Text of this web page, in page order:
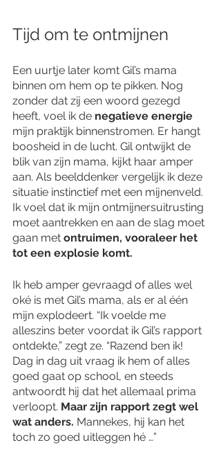
Tijd om te ontmijnen
Een uurtje later komt Gil’s mama
binnen om hem op te pikken. Nog
zonder dat zij een woord gezegd
heeft, voel ik de negatieve energie
mijn praktijk binnenstromen. Er hangt
boosheid in de lucht. Gil ontwijkt de
blik van zijn mama, kijkt haar amper
aan. Als beelddenker vergelijk ik deze
situatie instinctief met een mijnenveld.
Ik voel dat ik mijn ontmijnersuitrusting
moet aantrekken en aan de slag moet
gaan met ontruimen, vooraleer het
tot een explosie komt.
Ik heb amper gevraagd of alles wel
oké is met Gil’s mama, als er al één
mijn explodeert. “Ik voelde me
alleszins beter voordat ik Gil’s rapport
ontdekte,” zegt ze. “Razend ben ik!
Dag in dag uit vraag ik hem of alles
goed gaat op school, en steeds
antwoordt hij dat het allemaal prima
verloopt. Maar zijn rapport zegt wel
wat anders. Mannekes, hij kan het
toch zo goed uitleggen hé …”